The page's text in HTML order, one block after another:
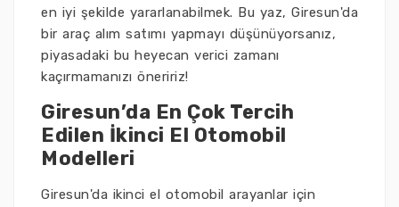
en iyi şekilde yararlanabilmek. Bu yaz, Giresun'da
bir araç alım satımı yapmayı düşünüyorsanız,
piyasadaki bu heyecan verici zamanı
kaçırmamanızı öneririz!
Giresun’da En Çok Tercih
Edilen İkinci El Otomobil
Modelleri
Giresun'da ikinci el otomobil arayanlar için